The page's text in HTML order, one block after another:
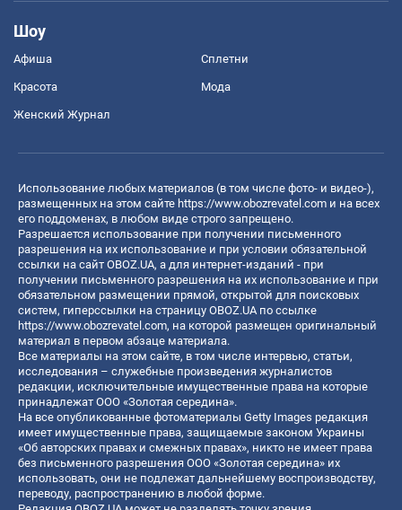
Шоу
Афиша Сплетни
Красота Мода
Женский Журнал
Использование любых материалов (в том числе фото- и видео-),
размещенных на этом сайте https://www.obozrevatel.com и на всех
его поддоменах, в любом виде строго запрещено.
Разрешается использование при получении письменного
разрешения на их использование и при условии обязательной
ссылки на сайт OBOZ.UA, а для интернет-изданий - при
получении письменного разрешения на их использование и при
обязательном размещении прямой, открытой для поисковых
систем, гиперссылки на страницу OBOZ.UA по ссылке
https://www.obozrevatel.com, на которой размещен оригинальный
материал в первом абзаце материала.
Все материалы на этом сайте, в том числе интервью, статьи,
исследования – служебные произведения журналистов
редакции, исключительные имущественные права на которые
принадлежат ООО «Золотая середина».
На все опубликованные фотоматериалы Getty Images редакция
имеет имущественные права, защищаемые законом Украины
«Об авторских правах и смежных правах», никто не имеет права
без письменного разрешения ООО «Золотая середина» их
использовать, они не подлежат дальнейшему воспроизводству,
переводу, распространению в любой форме.